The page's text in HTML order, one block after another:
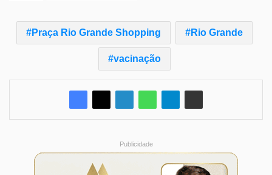
Praça Rio Grande Shopping Rio Grande
vacinação
Publicidade